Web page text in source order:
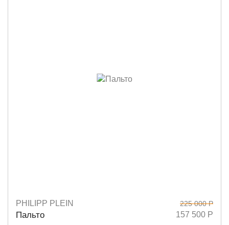
Размеры
PHILIPP PLEIN
Пальто
225 000 Р
157 500 Р